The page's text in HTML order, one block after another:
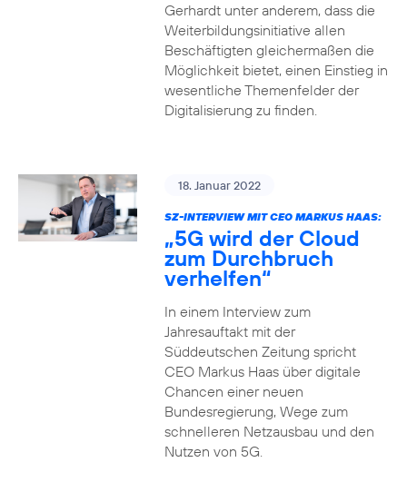
Gerhardt unter anderem, dass die
Weiterbildungsinitiative allen
Beschäftigten gleichermaßen die
Möglichkeit bietet, einen Einstieg in
wesentliche Themenfelder der
Digitalisierung zu finden.
18. Januar 2022
SZ-INTERVIEW MIT CEO MARKUS HAAS:
„5G wird der Cloud
zum Durchbruch
verhelfen“
In einem Interview zum
Jahresauftakt mit der
Süddeutschen Zeitung spricht
CEO Markus Haas über digitale
Chancen einer neuen
Bundesregierung, Wege zum
schnelleren Netzausbau und den
Nutzen von 5G.